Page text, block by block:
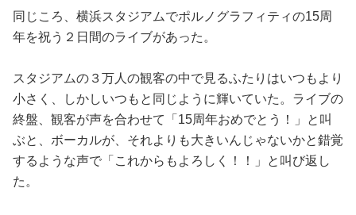
同じころ、横浜スタジアムでポルノグラフィティの15周
年を祝う２日間のライブがあった。
スタジアムの３万人の観客の中で見るふたりはいつもより
小さく、しかしいつもと同じように輝いていた。ライブの
終盤、観客が声を合わせて「15周年おめでとう！」と叫
ぶと、ボーカルが、それよりも大きいんじゃないかと錯覚
するような声で「これからもよろしく！！」と叫び返し
た。